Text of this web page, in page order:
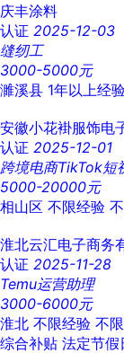
庆丰涂料
认证 2025-12-03
缝纫工
3000-5000元
濉溪县 1年以上经
安徽小花褂服饰电
认证 2025-12-01
跨境电商TikTok短
5000-20000元
相山区 不限经验
淮北云汇电子商务
认证 2025-11-28
Temu运营助理
3000-6000元
淮北 不限经验 不
综合补贴 法定节假